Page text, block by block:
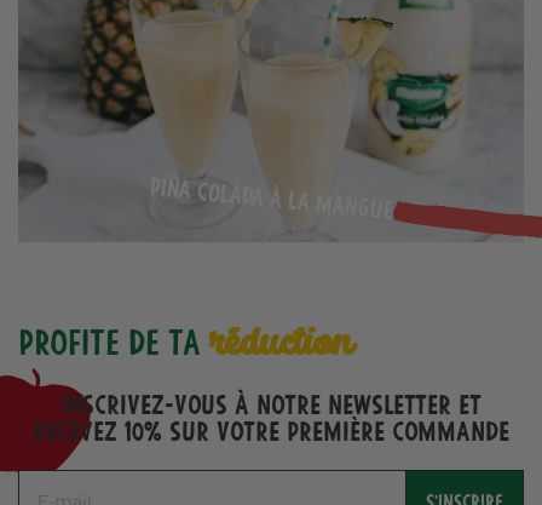
Piña Colada à la mangue
Profite de taréduction
Inscrivez-vous à notre Newsletter et
recevez 10% sur votre première commande